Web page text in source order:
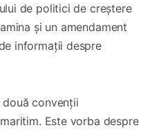
de politici de creștere
și un amendament
informații despre
convenții
Este vorba despre